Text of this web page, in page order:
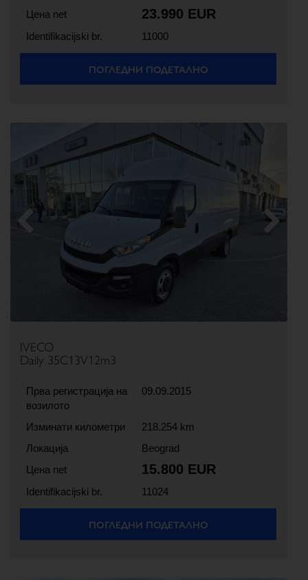
Цена net
23.990 EUR
Identifikacijski br. 11000
ПОГЛЕДНИ ПОДЕТАЛНО
IVECO
Daily 35C13V12m3
Прва регистрација на
возилото
09.09.2015
Изминати километри
218.254 km
Локација
Beograd
Цена net
15.800 EUR
Identifikacijski br. 11024
ПОГЛЕДНИ ПОДЕТАЛНО